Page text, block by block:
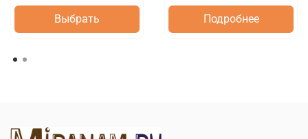
Выбрать Подробнее